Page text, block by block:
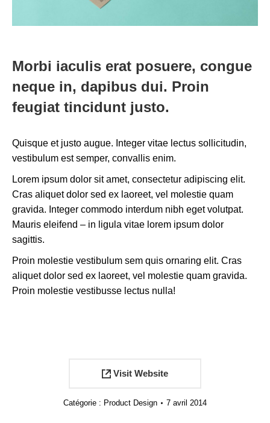
Morbi iaculis erat posuere, congue
neque in, dapibus dui. Proin
feugiat tincidunt justo.
Quisque et justo augue. Integer vitae lectus sollicitudin,
vestibulum est semper, convallis enim.
Lorem ipsum dolor sit amet, consectetur adipiscing elit.
Cras aliquet dolor sed ex laoreet, vel molestie quam
gravida. Integer commodo interdum nibh eget volutpat.
Mauris eleifend – in ligula vitae lorem ipsum dolor
sagittis.
Proin molestie vestibulum sem quis ornaring elit. Cras
aliquet dolor sed ex laoreet, vel molestie quam gravida.
Proin molestie vestibusse lectus nulla!
Visit Website
Catégorie : Product Design 7 avril 2014